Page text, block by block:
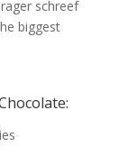
schreef
biggest